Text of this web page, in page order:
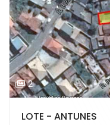
2
LOTE - ANTUNES